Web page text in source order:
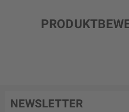
NEWSLETTER